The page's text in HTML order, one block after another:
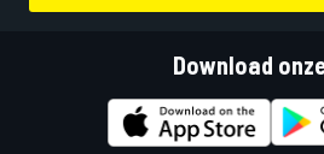
Download